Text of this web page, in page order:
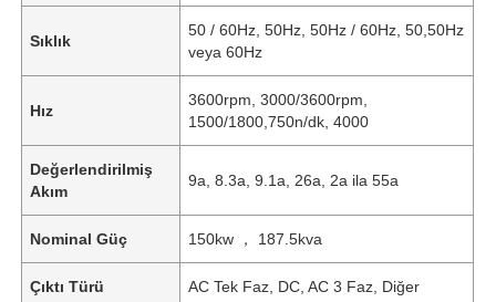
Sıklık
50 / 60Hz, 50Hz, 50Hz / 60Hz, 50,50Hz
veya 60Hz
Hız
3600rpm, 3000/3600rpm,
1500/1800,750n/dk, 4000
Değerlendirilmiş
Akım
9a, 8.3a, 9.1a, 26a, 2a ila 55a
Nominal Güç 150kw ， 187.5kva
Çıktı Türü AC Tek Faz, DC, AC 3 Faz, Diğer